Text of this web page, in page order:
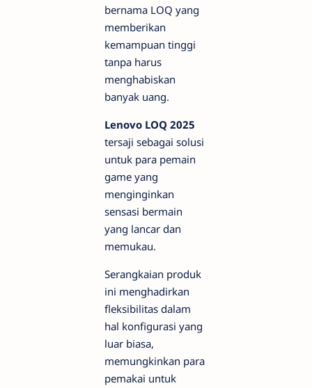
bernama LOQ yang
memberikan
kemampuan tinggi
tanpa harus
menghabiskan
banyak uang.
Lenovo LOQ 2025
tersaji sebagai solusi
untuk para pemain
game yang
menginginkan
sensasi bermain
yang lancar dan
memukau.
Serangkaian produk
ini menghadirkan
fleksibilitas dalam
hal konfigurasi yang
luar biasa,
memungkinkan para
pemakai untuk